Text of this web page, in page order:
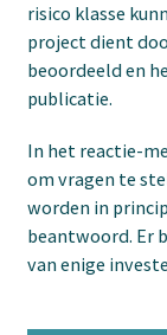
risico klasse
project dient
beoordeeld en
publicatie.
In het reactie-
om vragen te
worden in
beantwoord. Er
van enige